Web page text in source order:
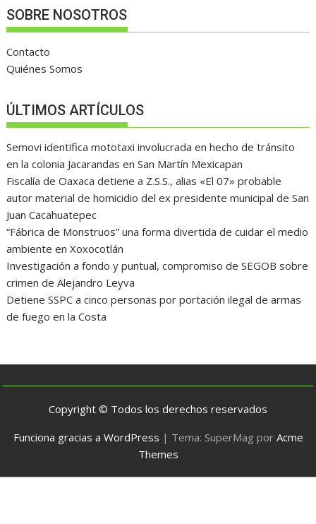
SOBRE NOSOTROS
Contacto
Quiénes Somos
ÚLTIMOS ARTÍCULOS
Semovi identifica mototaxi involucrada en hecho de tránsito
en la colonia Jacarandas en San Martín Mexicapan
Fiscalía de Oaxaca detiene a Z.S.S., alias «El 07» probable
autor material de homicidio del ex presidente municipal de San
Juan Cacahuatepec
“Fábrica de Monstruos” una forma divertida de cuidar el medio
ambiente en Xoxocotlán
Investigación a fondo y puntual, compromiso de SEGOB sobre
crimen de Alejandro Leyva
Detiene SSPC a cinco personas por portación ilegal de armas
de fuego en la Costa
Copyright © Todos los derechos reservados
Funciona gracias a WordPress | Tema: SuperMag por Acme
Themes